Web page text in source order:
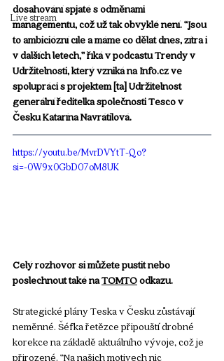
Live stream
dosahování spjaté s odměnami
managementu, což už tak obvyklé není. “Jsou
to ambiciózní cíle a máme co dělat dnes, zítra i
v dalších letech,” říká v podcastu Trendy v
Udržitelnosti, který vzniká na Info.cz ve
spolupráci s projektem [ta] Udržitelnost
generální ředitelka společnosti Tesco v
Česku Katarína Navrátilová.
https://youtu.be/MvrDVYtT-Qo?
si=-0W9x0GbD07oM8UK
Celý rozhovor si můžete pustit nebo
poslechnout také na TOMTO odkazu.
Strategické plány Teska v Česku zůstávají
neměnné. Šéfka řetězce připouští drobné
korekce na základě aktuálního vývoje, což je
přirozené. “Na našich motivech nic